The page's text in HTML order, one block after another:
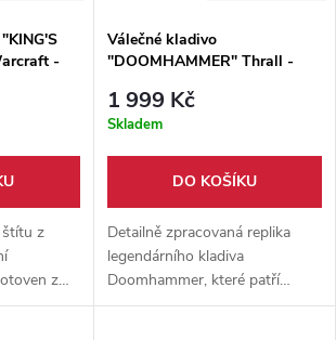
-
štítu z
z
na
Válečné kladivo
"DOOMHAMMER" Thrall -
1 999 Kč
Skladem
DO KOŠÍKU
Detailně zpracovaná replika
legendárního kladiva
Doomhammer, které patří
náčelníku hordy Thrallovi.